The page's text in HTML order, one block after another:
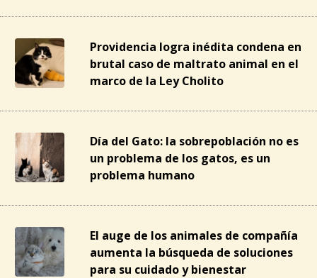
Providencia logra inédita condena en
brutal caso de maltrato animal en el
marco de la Ley Cholito
Día del Gato: la sobrepoblación no es
un problema de los gatos, es un
problema humano
El auge de los animales de compañía
aumenta la búsqueda de soluciones
para su cuidado y bienestar